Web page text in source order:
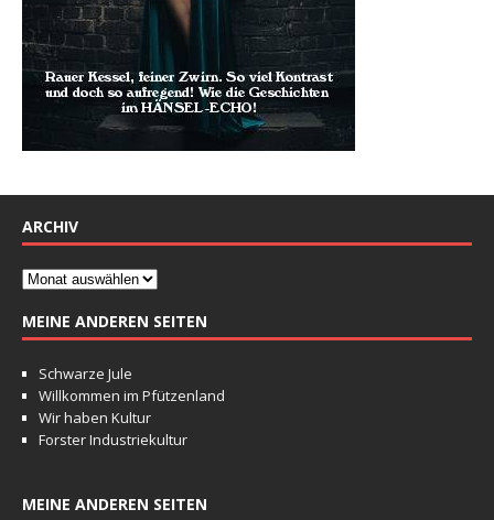
ARCHIV
MEINE ANDEREN SEITEN
Schwarze Jule
Willkommen im Pfützenland
Wir haben Kultur
Forster Industriekultur
MEINE ANDEREN SEITEN